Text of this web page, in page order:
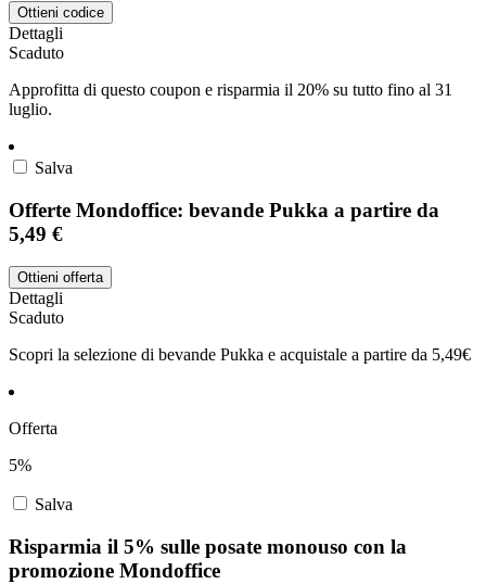
Ottieni codice
Dettagli
Scaduto
Approfitta di questo coupon e risparmia il 20% su tutto fino al 31
luglio.
Salva
Offerte Mondoffice: bevande Pukka a partire da
5,49 €
Ottieni offerta
Dettagli
Scaduto
Scopri la selezione di bevande Pukka e acquistale a partire da 5,49€
Offerta
5%
Salva
Risparmia il 5% sulle posate monouso con la
promozione Mondoffice